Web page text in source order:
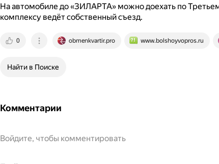
На автомобиле до «ЗИЛАРТА» можно доехать по
комплексу ведёт собственный съезд.
0 obmenkvartir.pro www.bolshoyvopros.ru
Найти в Поиске
Комментарии
Войдите, чтобы комментировать